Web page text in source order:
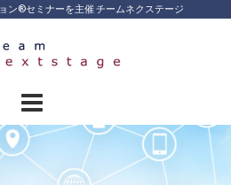
ン®︎セミナーを主催 チームネクステージ